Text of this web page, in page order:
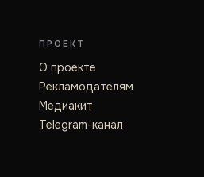
ПРОЕКТ
О проекте
Рекламодателям
Медиакит
Telegram-канал